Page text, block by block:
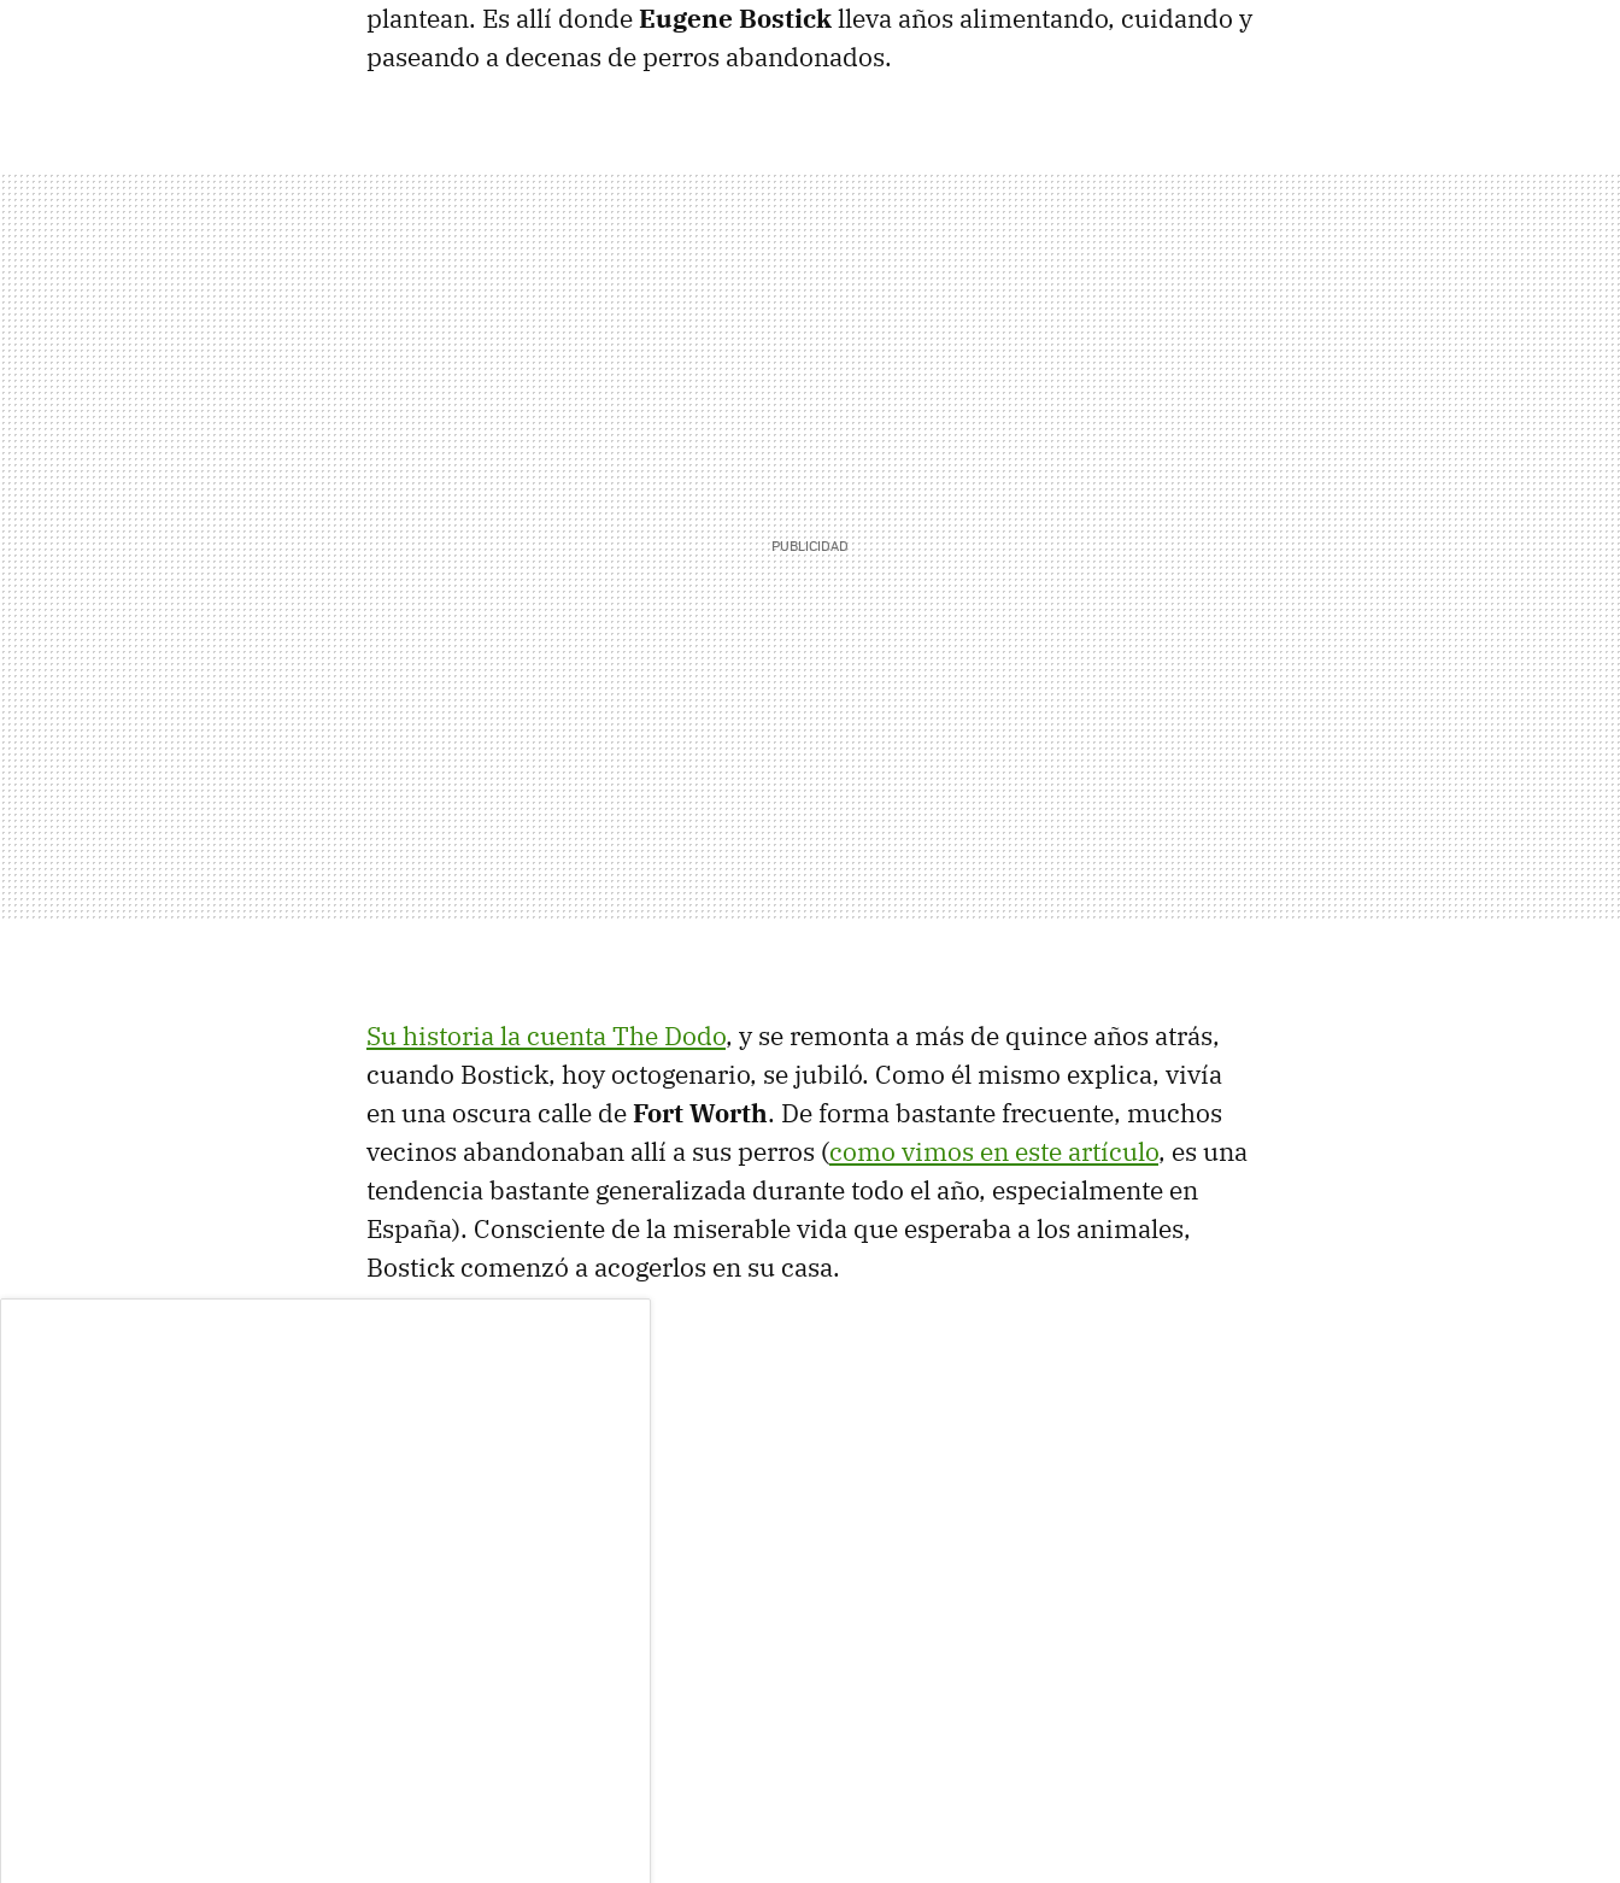
plantean. Es allí dondeEugene Bosticklleva años alimentando, cuidando y
paseando a decenas de perros abandonados.
Su historia la cuenta The Dodo, y se remonta a más de quince años atrás,
cuando Bostick, hoy octogenario, se jubiló. Como él mismo explica, vivía
en una oscura calle deFort Worth. De forma bastante frecuente, muchos
vecinos abandonaban allí a sus perros (como vimos en este artículo, es una
tendencia bastante generalizada durante todo el año, especialmente en
España). Consciente de la miserable vida que esperaba a los animales,
Bostick comenzó a acogerlos en su casa.